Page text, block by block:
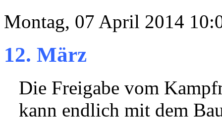
Montag, 07 April 2014
12. März
Die Freigabe vom
kann endlich mit dem